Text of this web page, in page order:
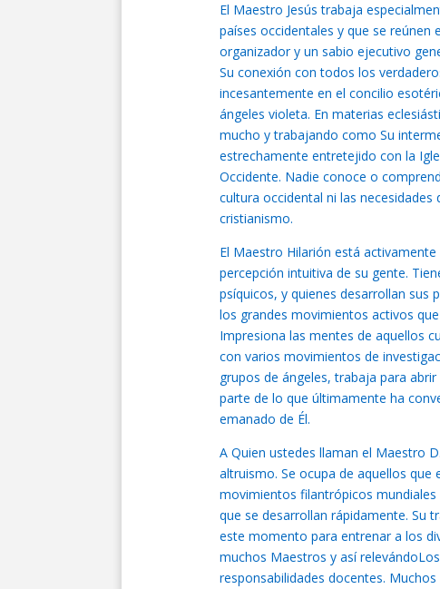
El Maestro Jesús trabaja
países occidentales y que se reúnen
organizador y un sabio ejecutivo
Su conexión con todos los
incesantemente en el concilio
ángeles violeta. En materias
mucho y trabajando como Su
estrechamente entretejido con la
Occidente. Nadie conoce o
cultura occidental ni las
cristianismo.
El Maestro Hilarión está
percepción intuitiva de su gente.
psíquicos, y quienes desarrollan sus
los grandes movimientos activos
Impresiona las mentes de aquellos
con varios movimientos de
grupos de ángeles, trabaja para
parte de lo que últimamente ha
emanado de Él.
A Quien ustedes llaman el Maestro
altruismo. Se ocupa de aquellos
movimientos filantrópicos
que se desarrollan rápidamente. Su
este momento para entrenar a los
muchos Maestros y así
responsabilidades docentes.